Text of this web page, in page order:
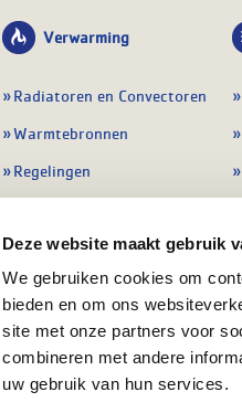
Deze website maakt gebruik
We gebruiken cookies om
bieden en om ons
site met onze partners voor
combineren met andere
uw gebruik van hun services.
Verwarming
Radiatoren en Convectoren
Warmtebronnen
Regelingen
Leidingwerk
Warmwatertoestellen
Alle verwarming